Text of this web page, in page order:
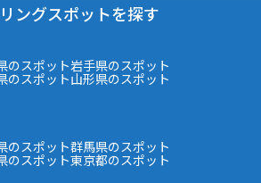
ングスポットを探す
のスポット岩手県のスポット
のスポット山形県のスポット
のスポット群馬県のスポット
のスポット東京都のスポット